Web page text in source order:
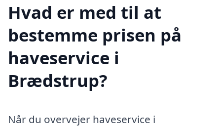
Hvad er med til at
bestemme prisen på
haveservice i
Brædstrup?
Når du overvejer haveservice i